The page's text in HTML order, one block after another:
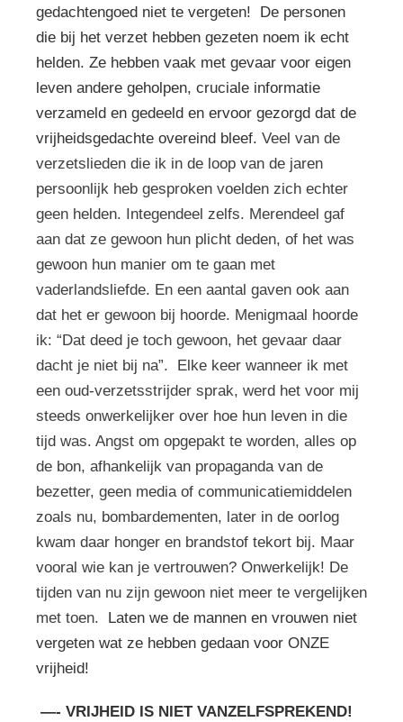
gedachtengoed niet te vergeten! De personen
die bij het verzet hebben gezeten noem ik echt
helden. Ze hebben vaak met gevaar voor eigen
leven andere geholpen, cruciale informatie
verzameld en gedeeld en ervoor gezorgd dat de
vrijheidsgedachte overeind bleef. Veel van de
verzetslieden die ik in de loop van de jaren
persoonlijk heb gesproken voelden zich echter
geen helden. Integendeel zelfs. Merendeel gaf
aan dat ze gewoon hun plicht deden, of het was
gewoon hun manier om te gaan met
vaderlandsliefde. En een aantal gaven ook aan
dat het er gewoon bij hoorde. Menigmaal hoorde
ik: “Dat deed je toch gewoon, het gevaar daar
dacht je niet bij na”. Elke keer wanneer ik met
een oud-verzetsstrijder sprak, werd het voor mij
steeds onwerkelijker over hoe hun leven in die
tijd was. Angst om opgepakt te worden, alles op
de bon, afhankelijk van propaganda van de
bezetter, geen media of communicatiemiddelen
zoals nu, bombardementen, later in de oorlog
kwam daar honger en brandstof tekort bij. Maar
vooral wie kan je vertrouwen? Onwerkelijk! De
tijden van nu zijn gewoon niet meer te vergelijken
met toen.
Laten we de mannen en vrouwen niet
vergeten wat ze hebben gedaan voor ONZE
vrijheid!
—- VRIJHEID IS NIET VANZELFSPREKEND!